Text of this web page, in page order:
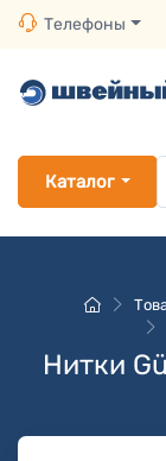
Телефоны
Каталог
Нитки